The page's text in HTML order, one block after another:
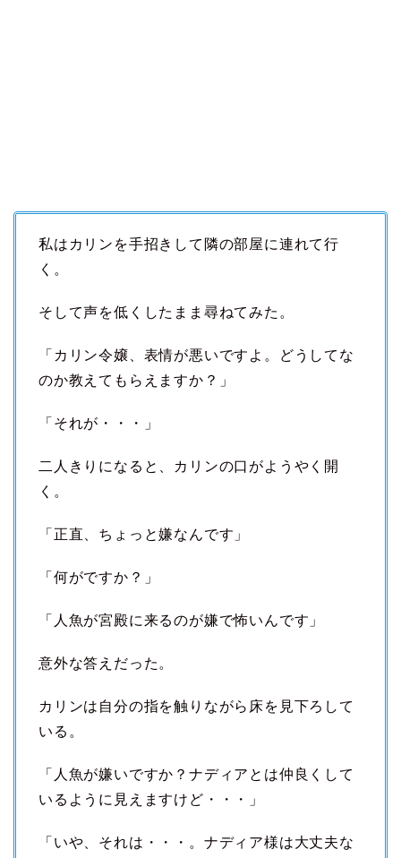
私はカリンを手招きして隣の部屋に連れて行
く。
そして声を低くしたまま尋ねてみた。
「カリン令嬢、表情が悪いですよ。どうしてな
のか教えてもらえますか？」
「それが・・・」
二人きりになると、カリンの口がようやく開
く。
「正直、ちょっと嫌なんです」
「何がですか？」
「人魚が宮殿に来るのが嫌で怖いんです」
意外な答えだった。
カリンは自分の指を触りながら床を見下ろして
いる。
「人魚が嫌いですか？ナディアとは仲良くして
いるように見えますけど・・・」
「いや、それは・・・。ナディア様は大丈夫な